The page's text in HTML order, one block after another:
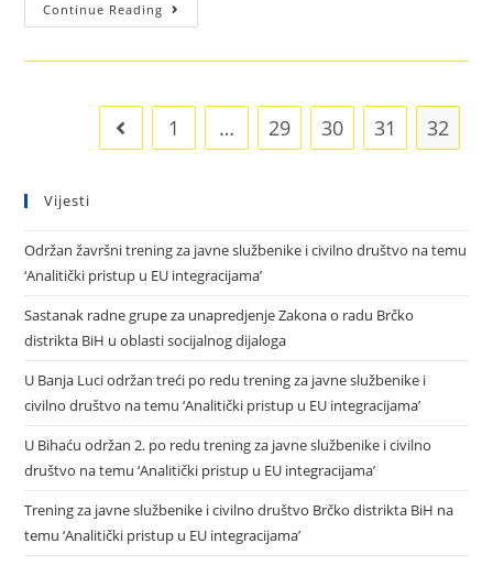
Continue Reading
1 … 29 30 31 32
Vijesti
Održan žavršni trening za javne službenike i civilno društvo na temu
‘Analitički pristup u EU integracijama’
Sastanak radne grupe za unapredjenje Zakona o radu Brčko
distrikta BiH u oblasti socijalnog dijaloga
U Banja Luci održan treći po redu trening za javne službenike i
civilno društvo na temu ‘Analitički pristup u EU integracijama’
U Bihaću održan 2. po redu trening za javne službenike i civilno
društvo na temu ‘Analitički pristup u EU integracijama’
Trening za javne službenike i civilno društvo Brčko distrikta BiH na
temu ‘Analitički pristup u EU integracijama’